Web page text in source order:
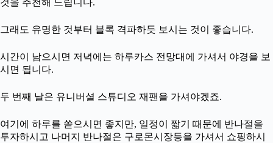
것을 추천해 드립니다.
그래도 유명한 것부터 블록 격파하듯 보시는 것이 좋습니다.
시간이 남으시면 저녁에는 하루카스 전망대에 가셔서 야경을 보
시면 됩니다.
두 번째 날은 유니버셜 스튜디오 재팬을 가셔야겠죠.
여기에 하루를 쏟으시면 좋지만, 일정이 짧기 때문에 반나절을
투자하시고 나머지 반나절은 구로몬시장등을 가셔서 쇼핑하시